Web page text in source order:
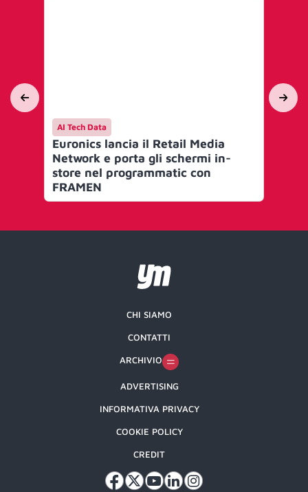
AI Tech Data
Euronics lancia il Retail Media
Network e porta gli schermi in-
store nel programmatic con
FRAMEN
CHI SIAMO
CONTATTI
ARCHIVIO
ADVERTISING
INFORMATIVA PRIVACY
COOKIE POLICY
CREDIT